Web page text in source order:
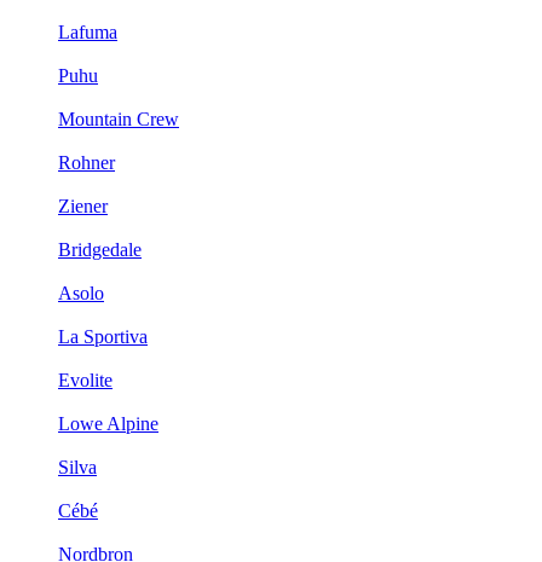
Lafuma
Puhu
Mountain Crew
Rohner
Ziener
Bridgedale
Asolo
La Sportiva
Evolite
Lowe Alpine
Silva
Cébé
Nordbron